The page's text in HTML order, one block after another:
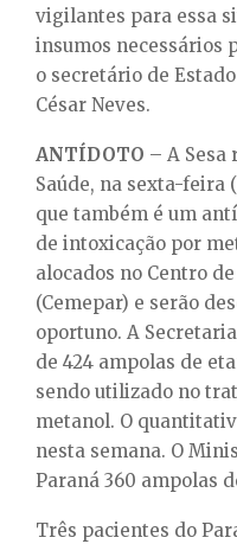
vigilantes para essa
insumos necessários
o secretário de
César Neves.
ANTÍDOTO – A Sesa
Saúde, na sexta-feira
que também é um
de intoxicação por
alocados no Centro
(Cemepar) e serão
oportuno. A
de 424 ampolas de
sendo utilizado no
metanol. O
nesta semana. O
Paraná 360 ampolas
Três pacientes do